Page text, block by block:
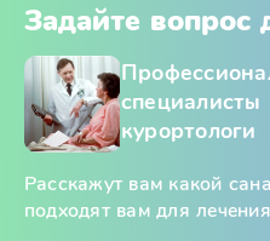
Задайте вопрос
специалисты
курортологи
Расскажут вам какой
подходят вам для